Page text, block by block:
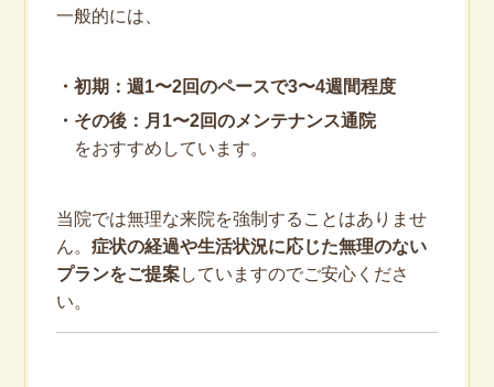
一般的には、
・初期：週1〜2回のペースで3〜4週間程度
・その後：月1〜2回のメンテナンス通院
をおすすめしています。
当院では無理な来院を強制することはありませ
ん。 症状の経過や生活状況に応じた無理のない
プランをご提案していますのでご安心くださ
い。